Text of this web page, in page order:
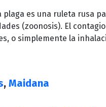
es una ruleta rusa
(zoonosis). El
o simplemente la
, Maidana